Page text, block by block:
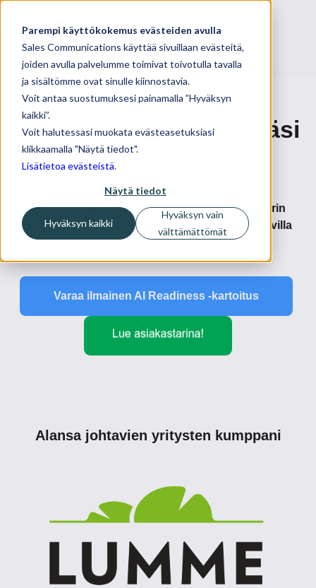
Parempi käyttökokemus evästeiden avulla
Sales Communications käyttää sivuillaan evästeitä,
joiden avulla palvelumme toimivat toivotulla tavalla
ja sisältömme ovat sinulle kiinnostavia.
Voit antaa suostumuksesi painamalla ”Hyväksyn
kaikki”.
Voit halutessasi muokata evästeasetuksiasi
klikkaamalla "Näytä tiedot".
Lisätietoa evästeistä.
Näytä tiedot
Hyväksyn kaikki
Hyväksyn vain
välttämättömät
Tekoäly tekee myyjästäsi
10x tehokkaamman.
Rakennamme suomalaisille B2B-yrityksille
tekoälyohjatun myynti- ja markkinointimoottorin
HubSpot-alustalle — kiinteällä hinnalla, mitattavilla
tuloksilla.
Varaa ilmainen AI Readiness -kartoitus
Alansa johtavien yritysten kumppani